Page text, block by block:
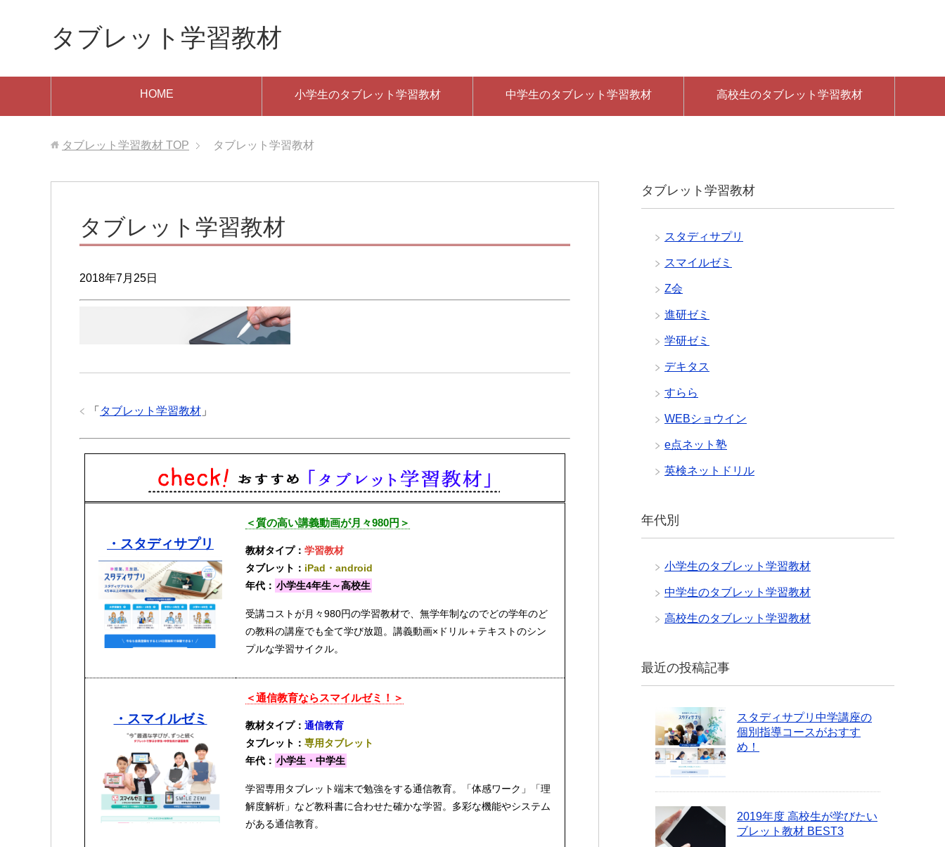
タブレット学習教材
HOME 小学生のタブレット学習教材 中学生のタブレット学習教材 高校生のタブレット学習教材
タブレット学習教材 TOP タブレット学習教材
タブレット学習教材
2018年7月25日
「 タブレット学習教材 」
・スタディサプリ
＜質の高い講義動画が月々980円＞
教材タイプ：学習教材
タブレット： iPad・android
年代： 小学生4年生～高校生
受講コストが月々980円の学習教材で、無学年制なのでどの学年のど
の教科の講座でも全て学び放題。講義動画×ドリル＋テキストのシン
プルな学習サイクル。
・スマイルゼミ
＜通信教育ならスマイルゼミ！＞
教材タイプ：通信教育
タブレット：専用タブレット
年代： 小学生・中学生
学習専用タブレット端末で勉強をする通信教育。「体感ワーク」「理
解度解析」など教科書に合わせた確かな学習。多彩な機能やシステム
がある通信教育。
タブレット学習教材
スタディサプリ
スマイルゼミ
Z会
進研ゼミ
学研ゼミ
デキタス
すらら
WEBショウイン
e点ネット塾
英検ネットドリル
年代別
小学生のタブレット学習教材
中学生のタブレット学習教材
高校生のタブレット学習教材
最近の投稿記事
スタディサプリ中学講座の
個別指導コースがおすす
め！
2019年度 高校生が学びたい
ブレット教材 BEST3